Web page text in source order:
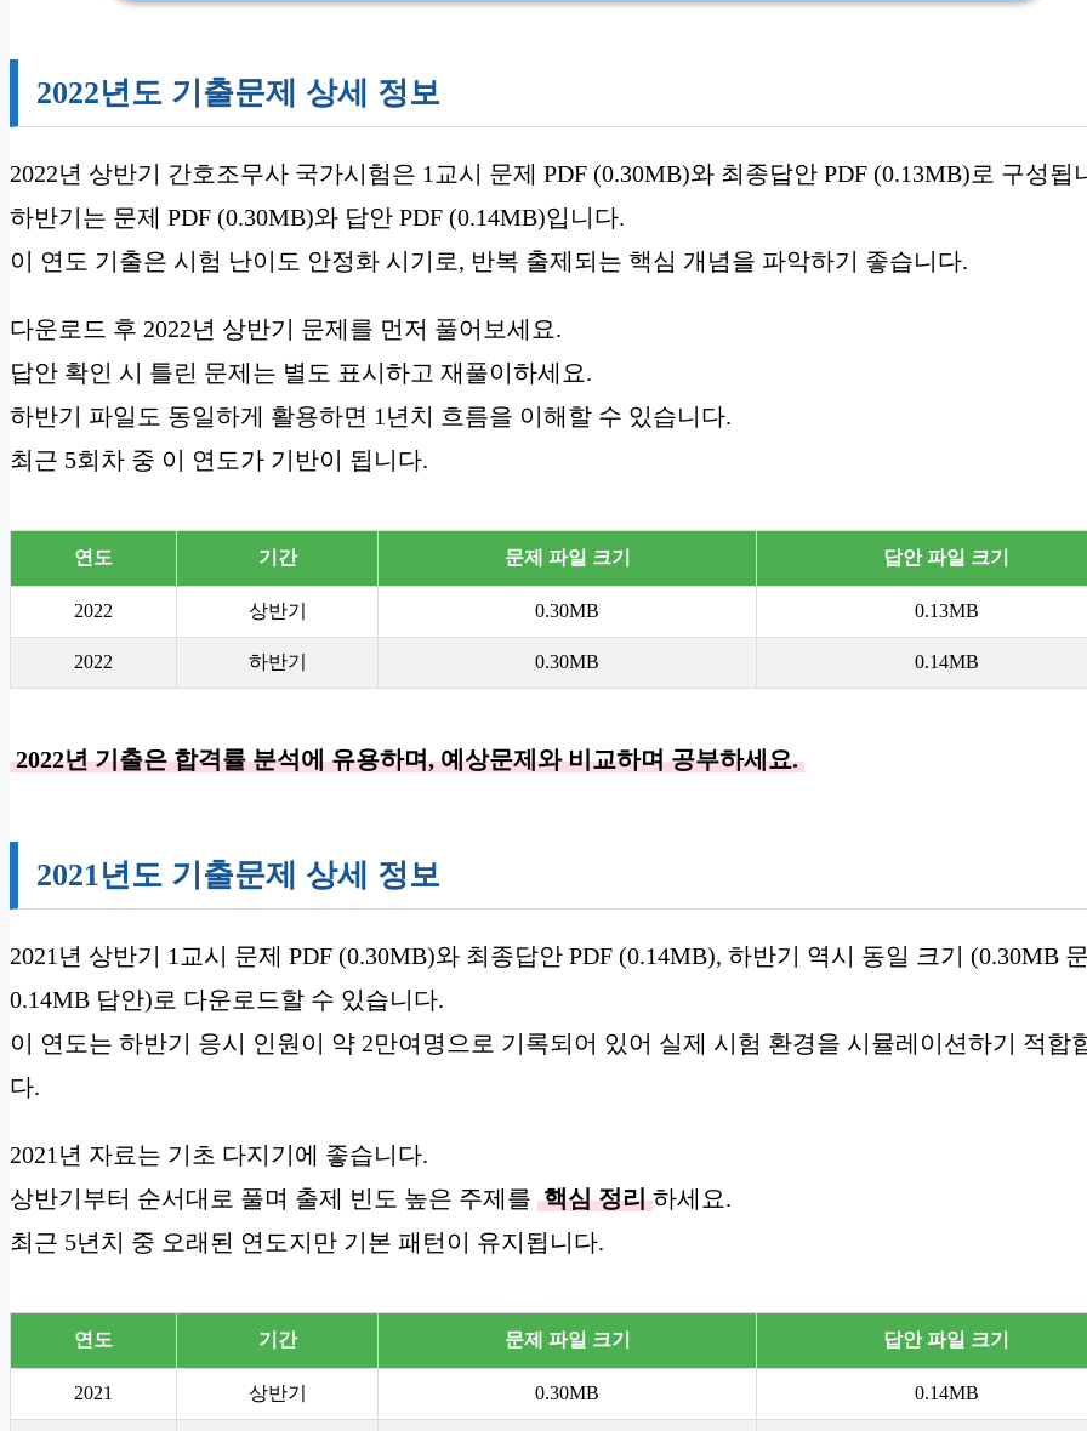
2022년도 기출문제 상세 정보
2022년 상반기 간호조무사 국가시험은 1교시 문제 PDF (0.30MB)와 최종답안 PDF (0.13MB)로 구성됩
하반기는 문제 PDF (0.30MB)와 답안 PDF (0.14MB)입니다.
이 연도 기출은 시험 난이도 안정화 시기로, 반복 출제되는 핵심 개념을 파악하기 좋습니다.
다운로드 후 2022년 상반기 문제를 먼저 풀어보세요.
답안 확인 시 틀린 문제는 별도 표시하고 재풀이하세요.
하반기 파일도 동일하게 활용하면 1년치 흐름을 이해할 수 있습니다.
최근 5회차 중 이 연도가 기반이 됩니다.
연도 기간 문제 파일 크기 답안 파일 크기
2022 상반기 0.30MB 0.13MB
2022 하반기 0.30MB 0.14MB
2022년 기출은 합격률 분석에 유용하며, 예상문제와 비교하며 공부하세요.
2021년도 기출문제 상세 정보
2021년 상반기 1교시 문제 PDF (0.30MB)와 최종답안 PDF (0.14MB), 하반기 역시 동일 크기 (0.30MB
0.14MB 답안)로 다운로드할 수 있습니다.
이 연도는 하반기 응시 인원이 약 2만여명으로 기록되어 있어 실제 시험 환경을 시뮬레이션하기 적합
다.
2021년 자료는 기초 다지기에 좋습니다.
상반기부터 순서대로 풀며 출제 빈도 높은 주제를 핵심 정리 하세요.
최근 5년치 중 오래된 연도지만 기본 패턴이 유지됩니다.
연도 기간 문제 파일 크기 답안 파일 크기
2021 상반기 0.30MB 0.14MB